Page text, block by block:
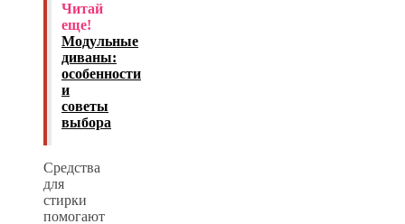
Читай
еще!
Модульные
диваны:
особенности
и
советы
выбора
Средства
для
стирки
помогают